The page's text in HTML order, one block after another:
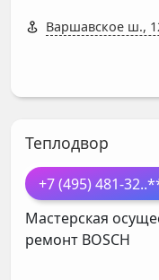
Варшавское ш.,
Теплодвор
+7 (495) 481-32
Мастерская
ремонт BOSCH